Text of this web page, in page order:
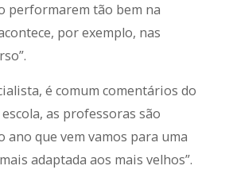
performarem tão bem na
por exemplo, nas
é comum comentários do
as professoras são
ano que vem vamos para uma
adaptada aos mais velhos”.